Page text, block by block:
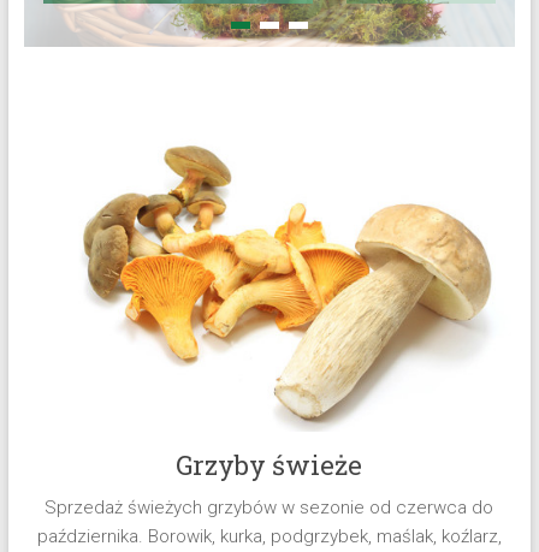
owoców
świeżych
mrożonych
Sprzedaż
grzyby
suszone
Grzyby świeże
Sprzedaż świeżych grzybów w sezonie od czerwca do
października. Borowik, kurka, podgrzybek, maślak, koźlarz,